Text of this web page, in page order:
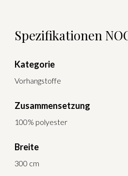
Spezifikationen
Kategorie
Vorhangstoffe
Zusammensetzung
100% polyester
Breite
300 cm